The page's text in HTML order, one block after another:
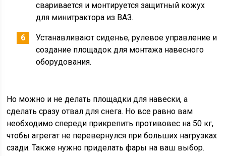
сваривается и монтируется защитный кожух
для минитрактора из ВАЗ.
Устанавливают сиденье, рулевое управление и
создание площадок для монтажа навесного
оборудования.
Но можно и не делать площадки для навески, а
сделать сразу отвал для снега. Но все равно вам
необходимо спереди прикрепить противовес на 50 кг,
чтобы агрегат не перевернулся при больших нагрузках
сзади. Также нужно приделать фары на ваш выбор.